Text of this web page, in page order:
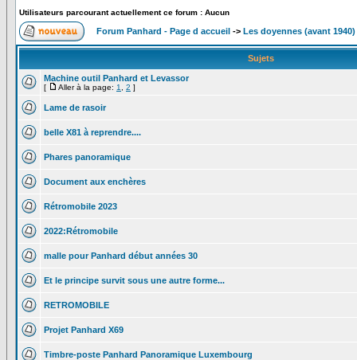
Utilisateurs parcourant actuellement ce forum : Aucun
Forum Panhard - Page d accueil -> Les doyennes (avant 1940)
Sujets
Machine outil Panhard et Levassor
[ Aller à la page: 1 2 ]
Lame de rasoir
belle X81 à reprendre....
Phares panoramique
Document aux enchères
Rétromobile 2023
2022:Rétromobile
malle pour Panhard début années 30
Et le principe survit sous une autre forme...
RETROMOBILE
Projet Panhard X69
Timbre-poste Panhard Panoramique Luxembourg